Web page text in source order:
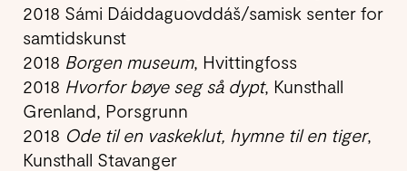
2018 Sámi Dáiddaguovddáš/samisk senter for
samtidskunst
2018 Borgen museum, Hvittingfoss
2018 Hvorfor bøye seg så dypt, Kunsthall
Grenland, Porsgrunn
2018 Ode til en vaskeklut, hymne til en tiger,
Kunsthall Stavanger